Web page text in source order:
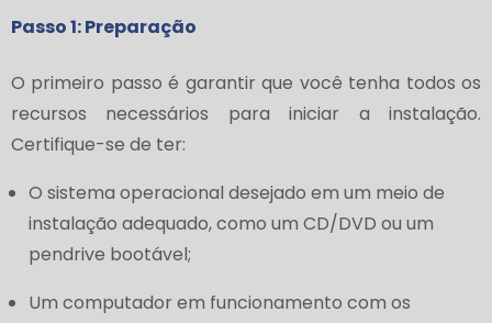
Passo 1: Preparação
O primeiro passo é garantir que você tenha todos os
recursos necessários para iniciar a instalação.
Certifique-se de ter:
O sistema operacional desejado em um meio de
instalação adequado, como um CD/DVD ou um
pendrive bootável;
Um computador em funcionamento com os